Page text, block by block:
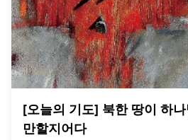
[오늘의 기도] 북한 땅이 하
만할지어다